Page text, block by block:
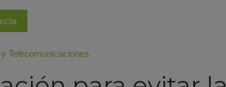
Telecomunicaciones